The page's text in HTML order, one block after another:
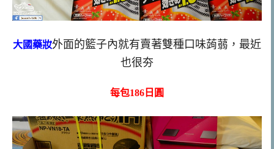
大國藥妝外面的籃子內就有賣著雙種口味蒟蒻，最近
也很夯
每包186日圓